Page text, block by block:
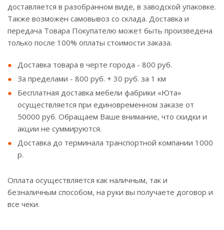
доставляется в разобранном виде, в заводской упаковке.
Также возможен самовывоз со склада. Доставка и
передача Товара Покупателю может быть произведена
только после 100% оплаты стоимости заказа.
Доставка товара в черте города - 800 руб.
За пределами - 800 руб. + 30 руб. за 1 км
Бесплатная доставка мебели фабрики «Юта»
осуществляется при единовременном заказе от
50000 руб. Обращаем Ваше внимание, что скидки и
акции не суммируются.
Доставка до терминала транспортной компании 1000
р.
Оплата осуществляется как наличным, так и
безналичным способом, на руки вы получаете договор и
все чеки.